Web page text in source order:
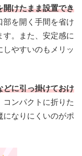
開けたまま設置でき
部を開く手間を省け
す。また、安定感に
やすいのもメリッ
どに引っ掛けておけ
コンパクトに折りた
になりにくいのがポ